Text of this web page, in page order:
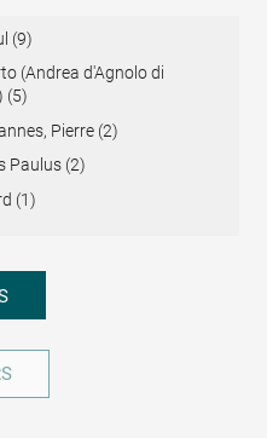
(9)
(Andrea d'Agnolo di
(5)
Pierre (2)
Paulus (2)
(1)